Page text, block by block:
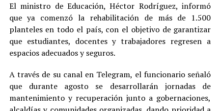
El ministro de Educación, Héctor Rodríguez, informó
que ya comenzó la rehabilitación de más de 1.500
planteles en todo el país, con el objetivo de garantizar
que estudiantes, docentes y trabajadores regresen a
espacios adecuados y seguros.
A través de su canal en Telegram, el funcionario señaló
que durante agosto se desarrollarán jornadas de
mantenimiento y recuperación junto a gobernaciones,